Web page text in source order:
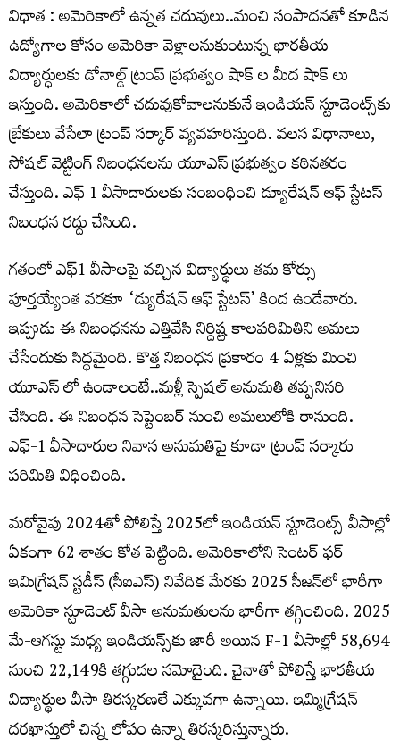
విధాత : అమెరికాలో ఉన్నత చదువులు..మంచి సంపాదనతో కూడిన
ఉద్యోగాల కోసం అమెరికా వెళ్లాలనుకుంటున్న భారతీయ
విద్యార్ధులకు డోనాల్డ్ ట్రంప్ ప్రభుత్వం షాక్ ల మీద షాక్ లు
ఇస్తుంది. అమెరికాలో చదువుకోవాలనుకునే ఇండియన్ స్టూడెంట్స్‌కు
బ్రేకులు వేసేలా ట్రంప్ సర్కార్ వ్యవహరిస్తుంది. వలస విధానాలు,
సోషల్ వెట్టింగ్ నిబంధనలను యూఎస్ ప్రభుత్వం కఠినతరం
చేస్తుంది. ఎఫ్ 1 వీసాదారులకు సంబంధించి డ్యూరేషన్ ఆఫ్ స్టేటస్
నిబంధన రద్దు చేసింది.
గతంలో ఎఫ్‌1 వీసాలపై వచ్చిన విద్యార్థులు తమ కోర్సు
పూర్తయ్యేంత వరకూ ‘డ్యురేషన్‌ ఆఫ్‌ స్టేటస్‌’ కింద ఉండేవారు.
ఇప్పుడు ఈ నిబంధనను ఎత్తివేసి నిర్దిష్ట కాలపరిమితిని అమలు
చేసేందుకు సిద్ధమైంది. కొత్త నిబంధన ప్రకారం 4 ఏళ్లకు మించి
యూఎస్ లో ఉండాలంటే..మళ్లీ స్పెషల్ అనుమతి తప్పనిసరి
చేసింది. ఈ నిబంధన సెప్టెంబర్ నుంచి అమలులోకి రానుంది.
ఎఫ్‌-1 వీసాదారుల నివాస అనుమతిపై కూడా ట్రంప్‌ సర్కారు
పరిమితి విధించింది.
మరోవైపు 2024తో పోలిస్తే 2025లో ఇండియన్ స్టూడెంట్స్ వీసాల్లో
ఏకంగా 62 శాతం కోత పెట్టింది. అమెరికాలోని సెంటర్‌ ఫర్‌
ఇమిగ్రేషన్‌ స్టడీస్‌ (సీఐఎస్‌) నివేదిక మేరకు 2025 సీజన్‌లో భారీగా
అమెరికా స్టూడెంట్ వీసా అనుమతులను భారీగా తగ్గించింది. 2025
మే-ఆగస్టు మధ్య ఇండియన్స్‌కు జారీ అయిన F-1 వీసాల్లో 58,694
నుంచి 22,149కి తగ్గుదల నమోదైంది. చైనాతో పోలిస్తే భారతీయ
విద్యార్థుల వీసా తిరస్కరణలే ఎక్కువగా ఉన్నాయి. ఇమ్మిగ్రేషన్
దరఖాస్తులో చిన్న లోపం ఉన్నా తిరస్కరిస్తున్నారు.